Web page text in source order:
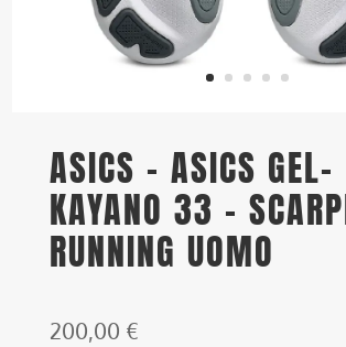
ASICS – ASICS GEL-
KAYANO 33 –
RUNNING UOMO
200,00 €